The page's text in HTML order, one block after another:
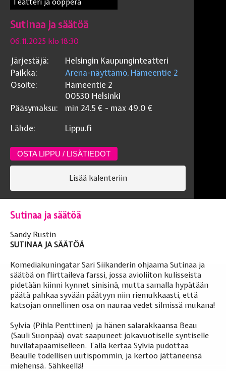
Teatteri ja ooppera
Sutinaa ja säätöä
06.11.2025 klo 18:30
Järjestäjä:
Helsingin Kaupunginteatteri
Paikka:
Arena-näyttämö, Hämeentie 2
Osoite:
Hämeentie 2
00530 Helsinki
Pääsymaksu:
min 24.5 € - max 49.0 €
Lähde:
Lippu.fi
OSTA LIPPU / LISÄTIEDOT
Lisää kalenteriin
Sutinaa ja säätöä
Sandy Rustin
SUTINAA JA SÄÄTÖÄ
Komediakuningatar Sari Siikanderin ohjaama Sutinaa ja
säätöä on flirttaileva farssi, jossa avioliiton kulisseista
pidetään kiinni kynnet sinisinä, mutta samalla hypätään
päätä pahkaa syvään päätyyn niin riemukkaasti, että
katsojan onnellinen osa on nauraa vedet silmissä mukana!
Sylvia (Pihla Penttinen) ja hänen salarakkaansa Beau
(Sauli Suonpää) ovat saapuneet jokavuotiselle syntiselle
huvilatapaamiselleen. Tällä kertaa Sylvia pudottaa
Beaulle todellisen uutispommin, ja kertoo jättäneensä
miehensä. Sähkeellä!